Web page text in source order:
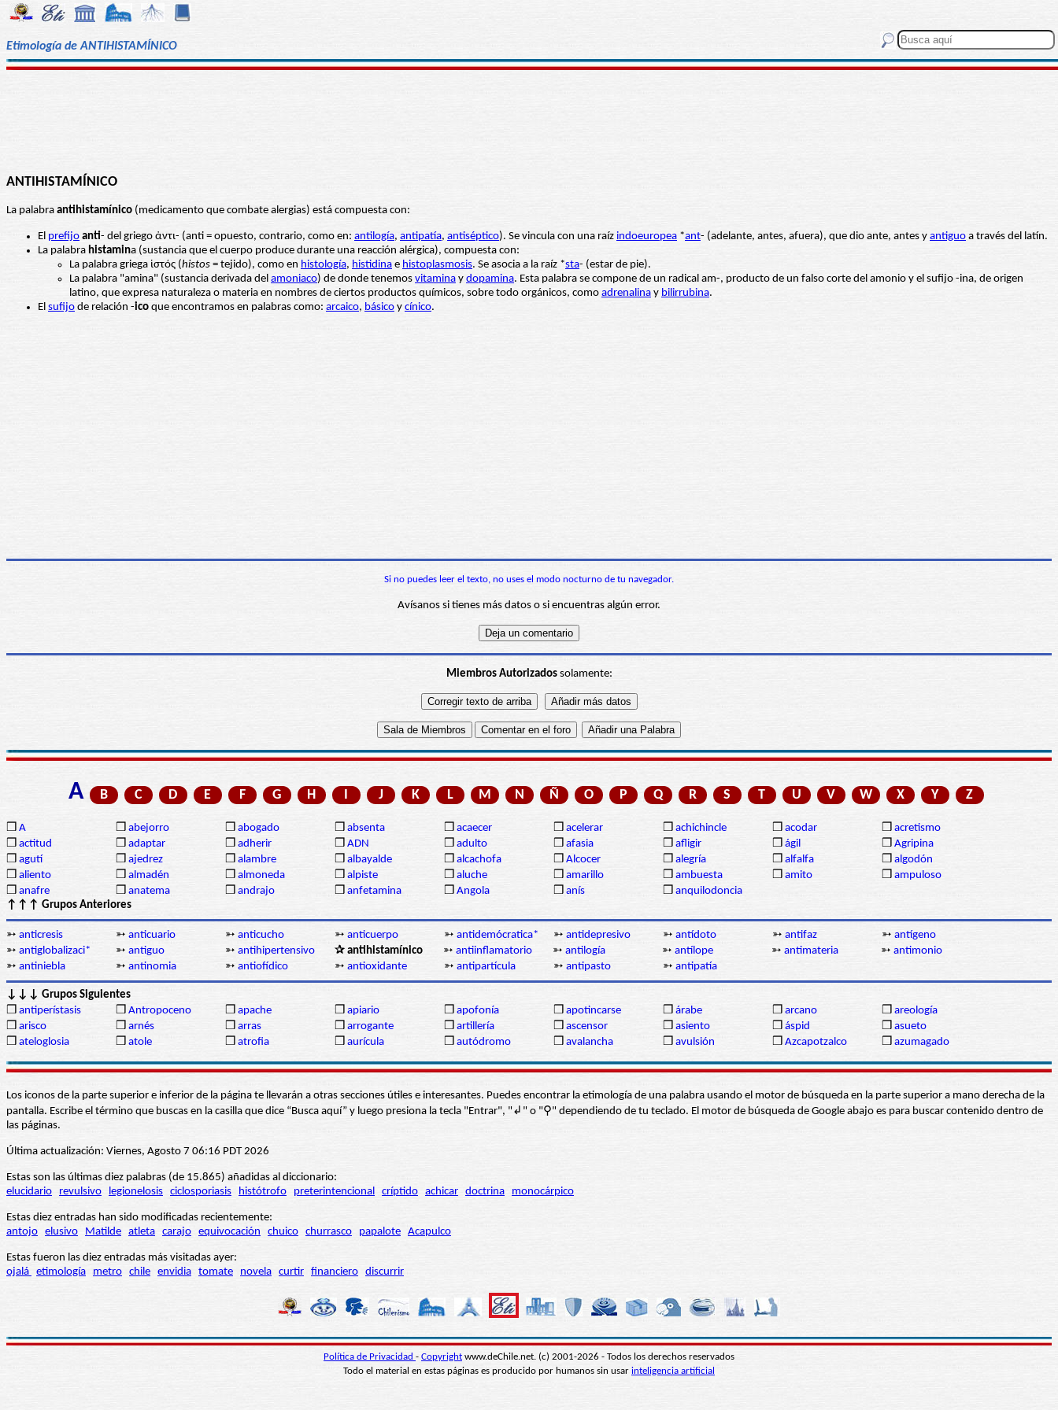
Etimología de ANTIHISTAMÍNICO
ANTIHISTAMÍNICO
La palabra antihistamínico (medicamento que combate alergias) está compuesta con:
El prefijo anti- del griego ἀντι- (anti = opuesto, contrario, como en: antilogía, antipatía, antiséptico). Se vincula con una raíz indoeuropea *ant- (adelante, antes, afuera), que dio ante, antes y antiguo a través del latín.
La palabra histamina (sustancia que el cuerpo produce durante una reacción alérgica), compuesta con:
La palabra griega ἱστός (histos = tejido), como en histología, histidina e histoplasmosis. Se asocia a la raíz *sta- (estar de pie).
La palabra "amina" (sustancia derivada del amoniaco) de donde tenemos vitamina y dopamina. Esta palabra se compone de un radical am-, producto de un falso corte del amonio y el sufijo -ina, de origen
latino, que expresa naturaleza o materia en nombres de ciertos productos químicos, sobre todo orgánicos, como adrenalina y bilirrubina.
El sufijo de relación -ico que encontramos en palabras como: arcaico, básico y cínico.
Si no puedes leer el texto, no uses el modo nocturno de tu navegador.
Avísanos si tienes más datos o si encuentras algún error.
Miembros Autorizadossolamente:
A B C D E F G H I J K L M N Ñ O P Q R S T U V W X Y Z
❒ A ❒ abejorro ❒ abogado ❒ absenta ❒ acaecer ❒ acelerar ❒ achichincle ❒ acodar ❒ acretismo
❒ actitud ❒ adaptar ❒ adherir ❒ ADN ❒ adulto ❒ afasia ❒ afligir ❒ ágil ❒ Agripina
❒ agutí ❒ ajedrez ❒ alambre ❒ albayalde ❒ alcachofa ❒ Alcocer ❒ alegría ❒ alfalfa ❒ algodón
❒ aliento ❒ almadén ❒ almoneda ❒ alpiste ❒ aluche ❒ amarillo ❒ ambuesta ❒ amito ❒ ampuloso
❒ anafre ❒ anatema ❒ andrajo ❒ anfetamina ❒ Angola ❒ anís ❒ anquilodoncia
↑↑↑ Grupos Anteriores
➳ anticresis ➳ anticuario ➳ anticucho ➳ anticuerpo ➳ antidemócratica* ➳ antidepresivo ➳ antídoto ➳ antifaz ➳ antígeno
➳ antiglobalizaci* ➳ antiguo ➳ antihipertensivo ✰ antihistamínico ➳ antiinflamatorio ➳ antilogía ➳ antílope ➳ antimateria ➳ antimonio
➳ antiniebla ➳ antinomia ➳ antiofídico ➳ antioxidante ➳ antipartícula ➳ antipasto ➳ antipatía
↓↓↓ Grupos Siguientes
❒ antiperístasis ❒ Antropoceno ❒ apache ❒ apiario ❒ apofonía ❒ apotincarse ❒ árabe ❒ arcano ❒ areología
❒ arisco ❒ arnés ❒ arras ❒ arrogante ❒ artillería ❒ ascensor ❒ asiento ❒ áspid ❒ asueto
❒ ateloglosia ❒ atole ❒ atrofia ❒ aurícula ❒ autódromo ❒ avalancha ❒ avulsión ❒ Azcapotzalco ❒ azumagado
Los iconos de la parte superior e inferior de la página te llevarán a otras secciones útiles e interesantes. Puedes encontrar la etimología de una palabra usando el motor de búsqueda en la parte superior a mano derecha de la
pantalla. Escribe el término que buscas en la casilla que dice “Busca aquí” y luego presiona la tecla "Entrar", "↲" o "⚲" dependiendo de tu teclado. El motor de búsqueda de Google abajo es para buscar contenido dentro de
las páginas.
Última actualización: Viernes, Agosto 7 06:16 PDT 2026
Estas son las últimas diez palabras (de 15.865) añadidas al diccionario:
elucidario
revulsivo legionelosis ciclosporiasis histótrofo preterintencional críptido achicar doctrina monocárpico
Estas diez entradas han sido modificadas recientemente:
antojo elusivo Matilde atleta carajo equivocación chuico churrasco papalote Acapulco
Estas fueron las diez entradas más visitadas ayer:
ojalá etimología metro chile envidia tomate novela curtir financiero discurrir
Política de Privacidad - Copyright www.deChile.net. (c) 2001-2026 - Todos los derechos reservados
Todo el material en estas páginas es producido por humanos sin usar inteligencia artificial